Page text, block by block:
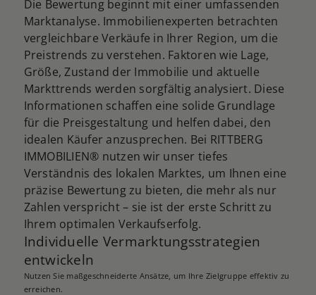
Die Bewertung beginnt mit einer umfassenden
Marktanalyse. Immobilienexperten betrachten
vergleichbare Verkäufe in Ihrer Region, um die
Preistrends zu verstehen. Faktoren wie Lage,
Größe, Zustand der Immobilie und aktuelle
Markttrends werden sorgfältig analysiert. Diese
Informationen schaffen eine solide Grundlage
für die Preisgestaltung und helfen dabei, den
idealen Käufer anzusprechen. Bei RITTBERG
IMMOBILIEN® nutzen wir unser tiefes
Verständnis des lokalen Marktes, um Ihnen eine
präzise Bewertung zu bieten, die mehr als nur
Zahlen verspricht – sie ist der erste Schritt zu
Ihrem optimalen Verkaufserfolg.
Individuelle Vermarktungsstrategien
entwickeln
Nutzen Sie maßgeschneiderte Ansätze, um Ihre Zielgruppe effektiv zu
erreichen.